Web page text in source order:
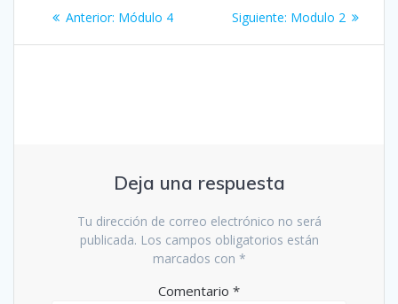
Anterior: Módulo 4 Siguiente: Modulo 2
Deja una respuesta
Tu dirección de correo electrónico no será
publicada. Los campos obligatorios están
marcados con *
Comentario *